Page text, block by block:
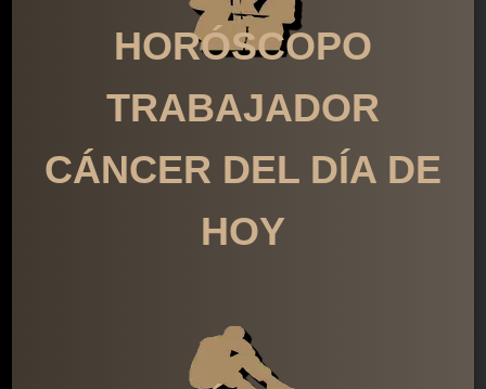
HORÓSCOPO
TRABAJADOR
CÁNCER DEL DÍA DE
HOY